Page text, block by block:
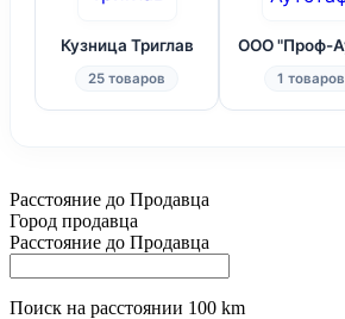
Кузница Триглав
25 товаров 1 товаров
Расстояние до Продавца
Город продавца
Расстояние до Продавца
Поиск на расстоянии 100 km